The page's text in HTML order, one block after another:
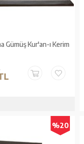
Gümüş Kur'an-ı Kerim
%20